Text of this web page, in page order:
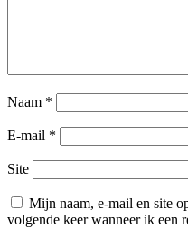
Naam *
E-mail *
Site
Mijn naam, e-mail en site
volgende keer wanneer ik een